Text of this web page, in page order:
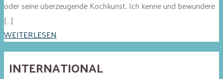
oder seine überzeugende Kochkunst. Ich kenne und bewundere
[…]
WEITERLESEN
INTERNATIONAL